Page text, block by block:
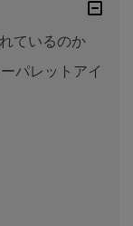
ているのか
パレットアイ